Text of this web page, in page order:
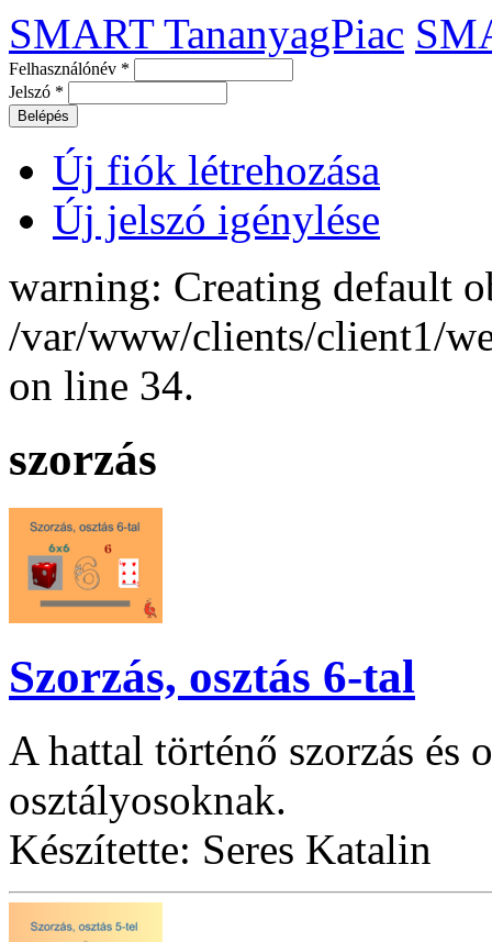
SMART TananyagPiac
Felhasználónév *
Jelszó *
Új fiók létrehozása
Új jelszó igénylése
warning: Creating default
/var/www/clients/client1/
on line 34.
szorzás
Szorzás, osztás 6-tal
A hattal történő szorzás és
osztályosoknak.
Készítette: Seres Katalin